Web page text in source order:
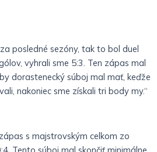
posledné sezóny, tak to bol duel
vyhrali sme 5:3. Ten zápas mal
dorastenecký súboj mal mať, keďže
nakoniec sme získali tri body my.“
s majstrovským celkom zo